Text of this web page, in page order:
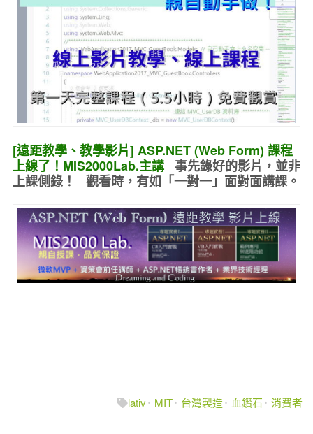
[遠距教學、教學影片] ASP.NET (Web Form) 課程
上線了！MIS2000Lab.主講 事先錄好的影片，並非
上課側錄！ 觀看時，有如 「一對一」面對面講課。
lativ MIT 台灣製造 血鑽石 消費者